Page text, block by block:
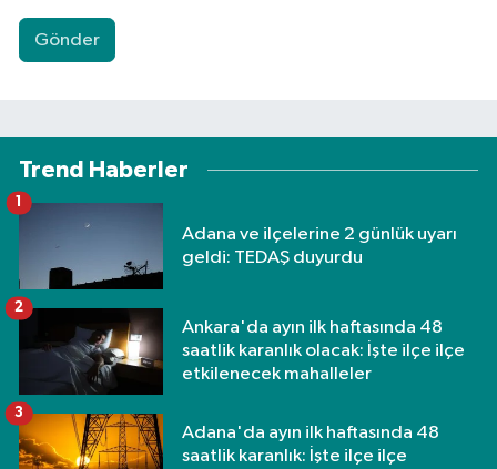
Gönder
Trend Haberler
Adana ve ilçelerine 2 günlük uyarı
geldi: TEDAŞ duyurdu
1
Ankara'da ayın ilk haftasında 48
saatlik karanlık olacak: İşte ilçe ilçe
etkilenecek mahalleler
2
Adana'da ayın ilk haftasında 48
saatlik karanlık: İşte ilçe ilçe
3